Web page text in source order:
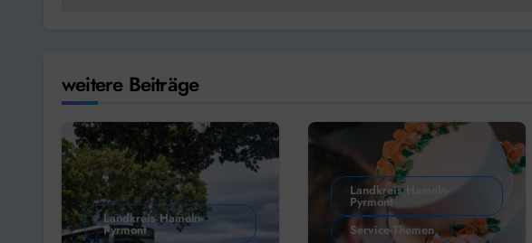
weitere Beiträge
Landkreis Hameln-
Pyrmont
Landkreis Hameln-
Pyrmont
Service-Themen